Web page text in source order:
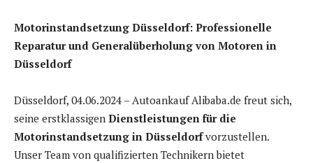
Motorinstandsetzung Düsseldorf: Professionelle
Reparatur und Generalüberholung von Motoren in
Düsseldorf
Düsseldorf, 04.06.2024 – Autoankauf Alibaba.de freut sich,
seine erstklassigen Dienstleistungen für die
Motorinstandsetzung in Düsseldorfvorzustellen.
Unser Team von qualifizierten Technikern bietet